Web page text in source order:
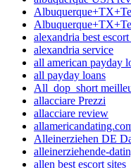
alexandria best escort
alexandria service
all american payday
all payday loans
All_dop_short
allacciare Prezzi
allacciare review
Alleinerziehen DE
alleinerziehende-
allen best escort sites